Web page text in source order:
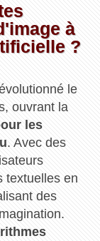
à
?
le
ouvrant la
les
. Avec des
textuelles en
des